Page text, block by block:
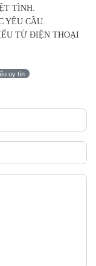
TÌNH.
YÊU CẦU.
TỪ ĐIỆN THOẠI
uy tín